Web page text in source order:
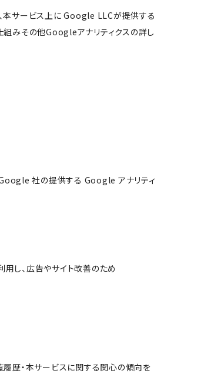
、本サービス上に Google LLCが提供する
組みその他Googleアナリティクスの詳し
社の提供する Google アナリティ
し、広告やサイト改善のため
歴・本サービスに関する関心の傾向を